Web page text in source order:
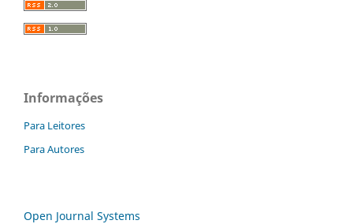
Informações
Para Leitores
Para Autores
Open Journal Systems